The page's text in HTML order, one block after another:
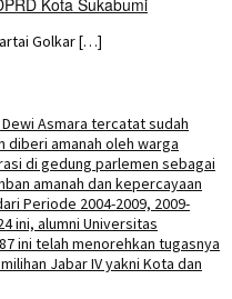
Kota Sukabumi
Golkar […]